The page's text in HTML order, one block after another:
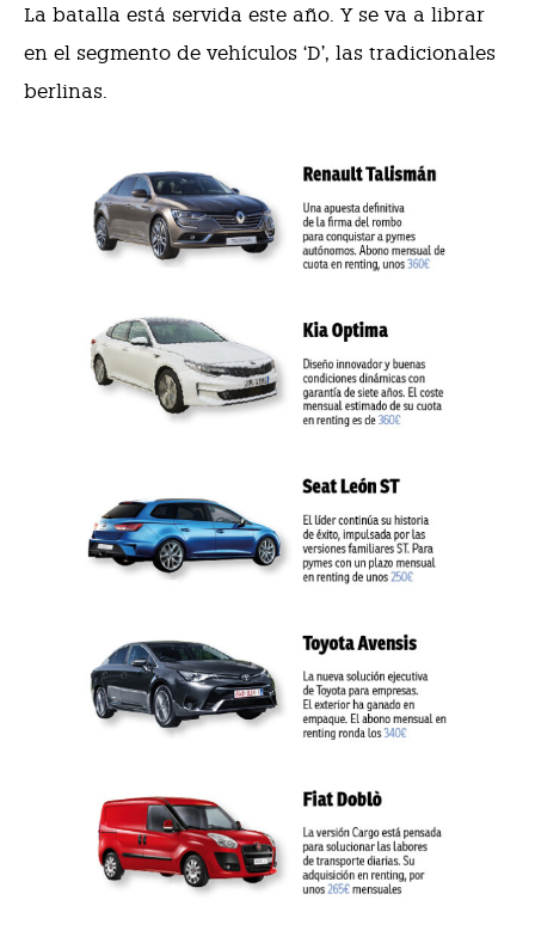
La batalla está servida este año. Y se va a librar
en el segmento de vehículos ‘D’, las tradicionales
berlinas.